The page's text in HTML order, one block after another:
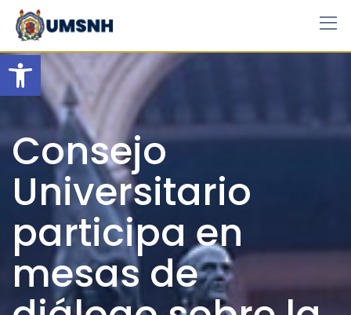
Open toolbar
Skip
content
Consejo
Universitario
participa en
mesas de